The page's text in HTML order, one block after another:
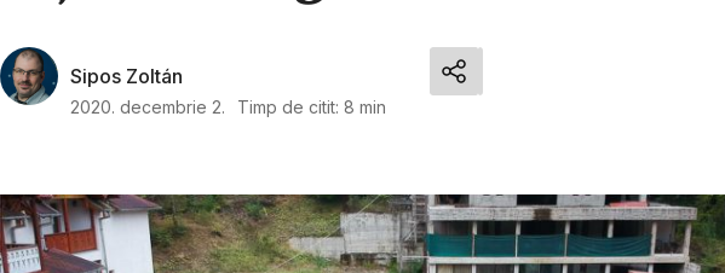
Sipos Zoltán
2020. decembrie 2. Timp de citit: 8 min